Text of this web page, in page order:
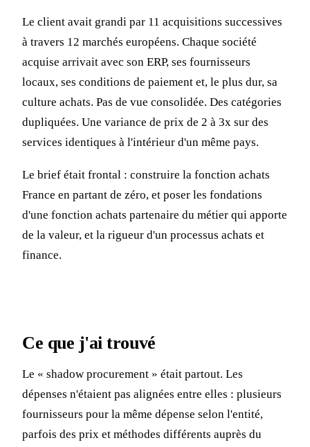
Le client avait grandi par 11 acquisitions successives
à travers 12 marchés européens. Chaque société
acquise arrivait avec son ERP, ses fournisseurs
locaux, ses conditions de paiement et, le plus dur, sa
culture achats. Pas de vue consolidée. Des catégories
dupliquées. Une variance de prix de 2 à 3x sur des
services identiques à l'intérieur d'un même pays.
Le brief était frontal : construire la fonction achats
France en partant de zéro, et poser les fondations
d'une fonction achats partenaire du métier qui apporte
de la valeur, et la rigueur d'un processus achats et
finance.
Ce que j'ai trouvé
Le « shadow procurement » était partout. Les
dépenses n'étaient pas alignées entre elles : plusieurs
fournisseurs pour la même dépense selon l'entité,
parfois des prix et méthodes différents auprès du